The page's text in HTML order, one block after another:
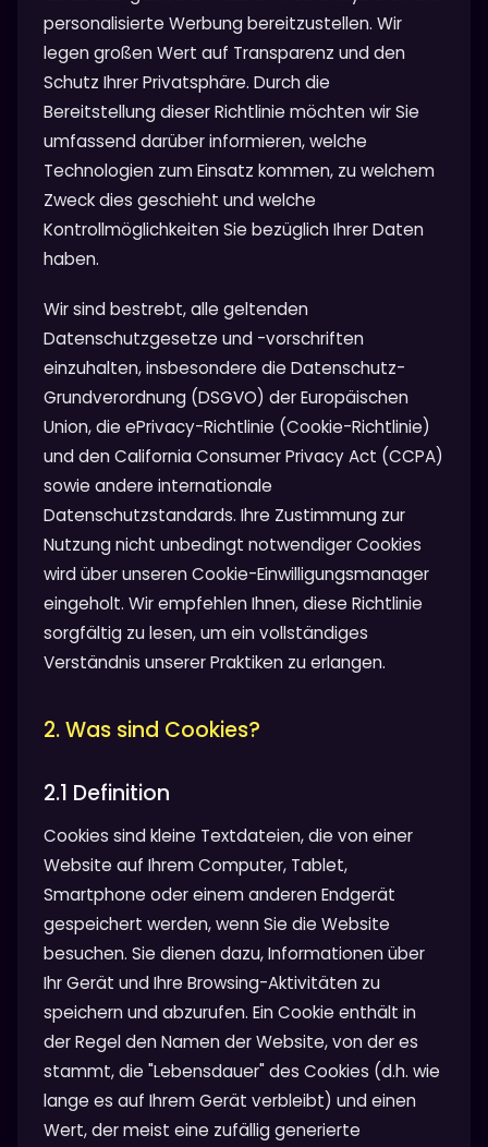
personalisierte Werbung bereitzustellen. Wir
legen großen Wert auf Transparenz und den
Schutz Ihrer Privatsphäre. Durch die
Bereitstellung dieser Richtlinie möchten wir Sie
umfassend darüber informieren, welche
Technologien zum Einsatz kommen, zu welchem
Zweck dies geschieht und welche
Kontrollmöglichkeiten Sie bezüglich Ihrer Daten
haben.
Wir sind bestrebt, alle geltenden
Datenschutzgesetze und -vorschriften
einzuhalten, insbesondere die Datenschutz-
Grundverordnung (DSGVO) der Europäischen
Union, die ePrivacy-Richtlinie (Cookie-Richtlinie)
und den California Consumer Privacy Act (CCPA)
sowie andere internationale
Datenschutzstandards. Ihre Zustimmung zur
Nutzung nicht unbedingt notwendiger Cookies
wird über unseren Cookie-Einwilligungsmanager
eingeholt. Wir empfehlen Ihnen, diese Richtlinie
sorgfältig zu lesen, um ein vollständiges
Verständnis unserer Praktiken zu erlangen.
2. Was sind Cookies?
2.1 Definition
Cookies sind kleine Textdateien, die von einer
Website auf Ihrem Computer, Tablet,
Smartphone oder einem anderen Endgerät
gespeichert werden, wenn Sie die Website
besuchen. Sie dienen dazu, Informationen über
Ihr Gerät und Ihre Browsing-Aktivitäten zu
speichern und abzurufen. Ein Cookie enthält in
der Regel den Namen der Website, von der es
stammt, die "Lebensdauer" des Cookies (d.h. wie
lange es auf Ihrem Gerät verbleibt) und einen
Wert, der meist eine zufällig generierte